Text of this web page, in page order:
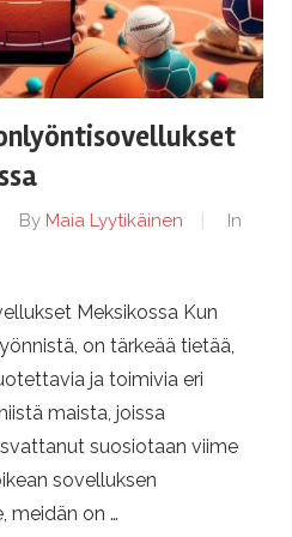
By Maia Lyytikäinen
In
Meksikossa Kun
on tärkeää tietää,
ja toimivia eri
maista, joissa
suosiotaan viime
sovelluksen
meidän on …